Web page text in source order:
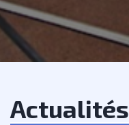
Actualités